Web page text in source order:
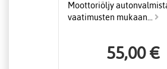
Moottoriöljy
vaatimusten mukaan...
55,00 €